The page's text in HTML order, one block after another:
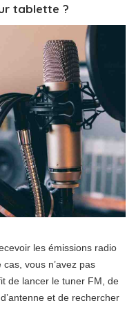
tablette ?
les émissions radio
vous n’avez pas
de lancer le tuner FM, de
et de rechercher